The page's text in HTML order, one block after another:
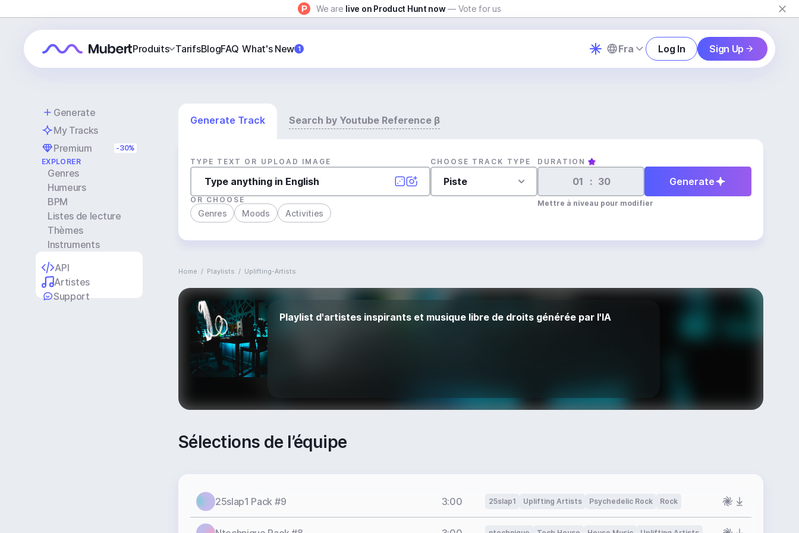
We are live on Product Hunt now — Vote for us
Produits TarifsBlogFAQ What's New 1 Fra Log In Sign Up
Generate
My Tracks
Premium
-30%
EXPLORER
Genres
Humeurs
BPM
Listes de lecture
Thèmes
Instruments
API
Artistes
Support
Generate Track Search by Youtube Reference β
TYPE TEXT OR UPLOAD IMAGE CHOOSE TRACK TYPE
Piste
DURATION
:
Mettre à niveau pour modifier
Generate
OR CHOOSE
Genres Moods Activities
Home / Playlists / Uplifting-Artists
Playlist d'artistes inspirants et musique libre de droits générée par l'IA
Sélections de l’équipe
25slap1 Pack #9 3:00 25slap1 Uplifting Artists Psychedelic Rock Rock